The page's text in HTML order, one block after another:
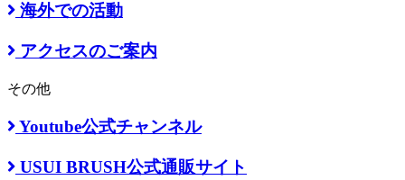
海外での活動
アクセスのご案内
その他
Youtube公式チャンネル
USUI BRUSH公式通販サイト